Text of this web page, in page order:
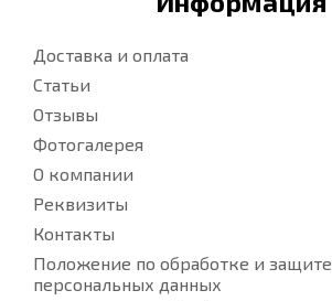
Доставка и оплата
Статьи
Отзывы
Фотогалерея
О компании
Реквизиты
Контакты
Положение по обработке и защите
персональных данных